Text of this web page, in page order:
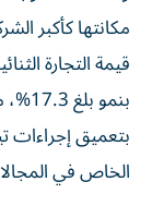
مكانتها كأكبر
بتعميق إجراءات
الخاص في